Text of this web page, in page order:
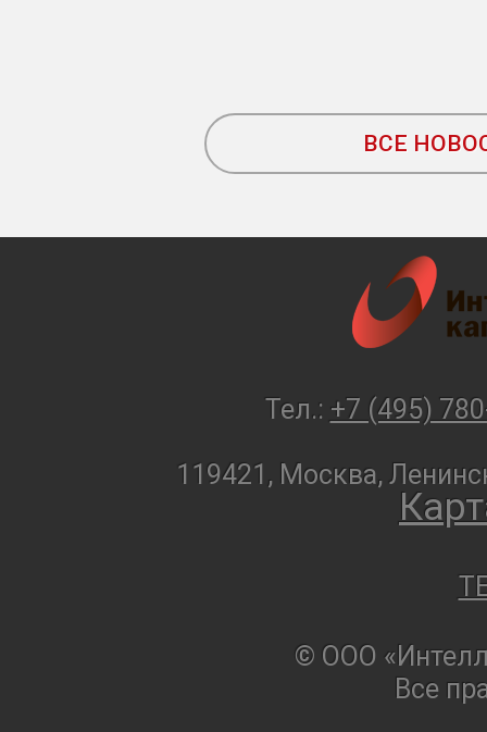
ВСЕ
Тел.: +7 (495)
119421, Москва,
© ООО
Все